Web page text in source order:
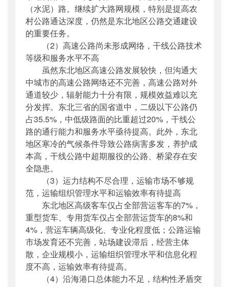
（水泥）路。继续扩大路网规模，特别是提高农
村公路通达深度，仍然是东北地区公路交通建设
的重要任务。
（2）高速公路尚未形成网络，干线公路技术
等级和服务水平不高
虽然东北地区高速公路发展较快，但沟通大
中城市的高速公路网络还不完善，高速公路对外
通道较少，辐射能力十分有限，规模效益难以充
分发挥。东北三省的国省道中，二级以下公路仍
占35.5%，中低级路面的比重超过20%，干线公
路的通行能力和服务水平亟待提高。此外，东北
地区寒冷的气候条件导致公路病害多发，养护成
本高，干线公路中超期服役的公路、桥梁存在安
全隐患。
（3）运力结构不尽合理，运输市场不够规
范，运输组织管理水平和运输效率有待提高
东北地区高级客车仅占全部营运客车的7%，
重型货车、专用货车仅占全部营运货车的8%和
4%，营运车辆高级化、专业化程度低；公路运输
市场发育还不完善，站场建设滞后，经营主体
散，企业规模小，运输组织管理水平和信息化程
度不高，运输效率有待提高。
（4）沿海港口总体能力不足，结构性矛盾突